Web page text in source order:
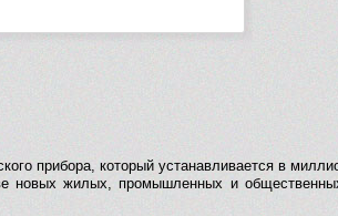
прибора, который устанавливается в
новых жилых, промышленных и